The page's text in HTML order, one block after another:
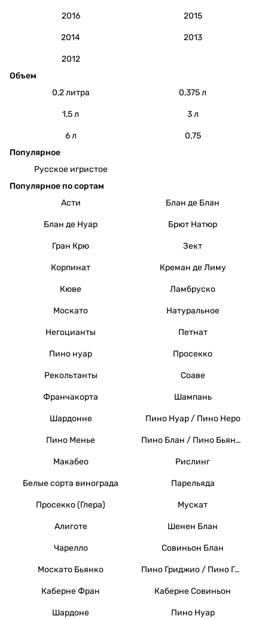
2016 2015
2014 2013
2012
Объем
0,2 литра
0,375 л
1,5 л 3 л
6 л
0,75
Популярное
Русское игристое
Популярное по сортам
Асти
Блан де Блан
Блан де Нуар Брют Натюр
Гран Крю Зект
Корпинат Креман де Лиму
Кюве Ламбруско
Москато Натуральное
Негоцианты Петнат
Пино нуар Просекко
Рекольтанты Соаве
Франчакорта Шампань
Шардонне Пино Нуар / Пино Неро
Пино Менье Пино Блан / Пино Бьянко / Вайссер Бургундер
Макабео Рислинг
Белые сорта винограда Парельяда
Просекко (Глера) Мускат
Алиготе Шенен Блан
Чарелло Совиньон Блан
Москато Бьянко Пино Гриджио / Пино Гри
Каберне Фран Каберне Совиньон
Шардоне Пино Нуар